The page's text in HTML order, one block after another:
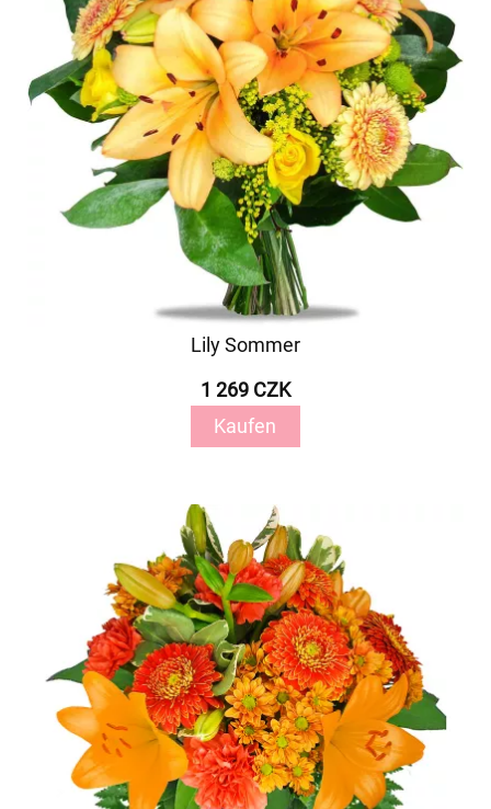
Lily Sommer
1 269 CZK
Kaufen